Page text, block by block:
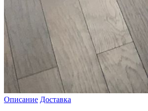
Описание Доставка